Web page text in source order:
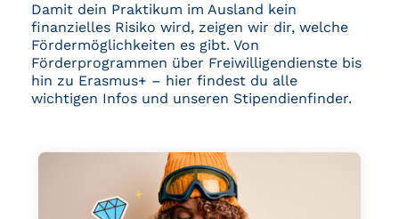
Damit dein Praktikum im Ausland kein
finanzielles Risiko wird, zeigen wir dir, welche
Fördermöglichkeiten es gibt. Von
Förderprogrammen über Freiwilligendienste bis
hin zu Erasmus+ – hier findest du alle
wichtigen Infos und unseren Stipendienfinder.